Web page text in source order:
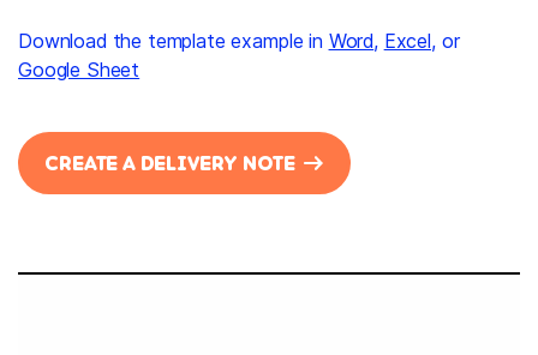
Download the template example in Word, Excel, or
Google Sheet
CREATE A DELIVERY NOTE